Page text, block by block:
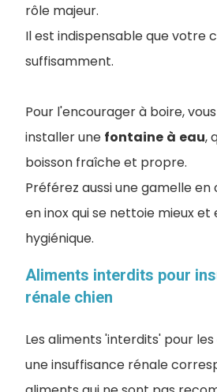
rôle majeur.
Il est indispensable que votre
suffisamment.
Pour l'encourager à boire,
installer une fontaine à eau,
boisson fraîche et propre.
Préférez aussi une gamelle en
en inox qui se nettoie mieux et
hygiénique.
Aliments interdits pour
rénale chien
Les aliments 'interdits' pour
une insuffisance rénale